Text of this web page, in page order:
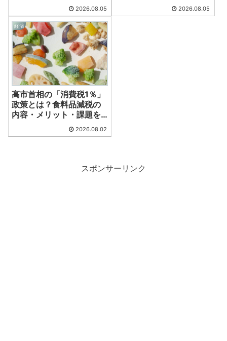
2026.08.05 2026.08.05
経済
高市首相の「消費税1％」
政策とは？食料品減税の
内容・メリット・課題を
2026.08.02
スポンサーリンク